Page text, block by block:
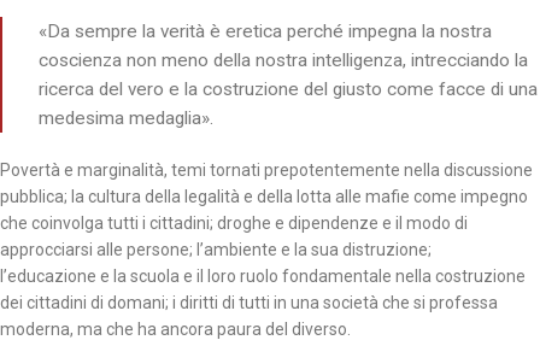
«Da sempre la verità è eretica perché impegna la nostra
coscienza non meno della nostra intelligenza, intrecciando la
ricerca del vero e la costruzione del giusto come facce di una
medesima medaglia».
Povertà e marginalità, temi tornati prepotentemente nella discussione
pubblica; la cultura della legalità e della lotta alle mafie come impegno
che coinvolga tutti i cittadini; droghe e dipendenze e il modo di
approcciarsi alle persone; l’ambiente e la sua distruzione;
l’educazione e la scuola e il loro ruolo fondamentale nella costruzione
dei cittadini di domani; i diritti di tutti in una società che si professa
moderna, ma che ha ancora paura del diverso.